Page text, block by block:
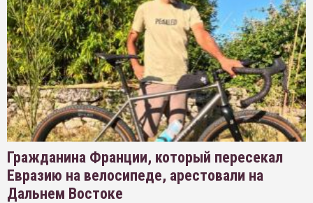
Гражданина Франции, который пересекал
Евразию на велосипеде, арестовали на
Дальнем Востоке